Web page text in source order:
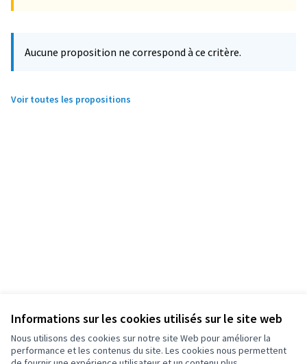
Informations sur les cookies utilisés sur le site web
Nous utilisons des cookies sur notre site Web pour améliorer la
performance et les contenus du site. Les cookies nous permettent
Aucune proposition ne correspond à ce critère.
Voir toutes les propositions